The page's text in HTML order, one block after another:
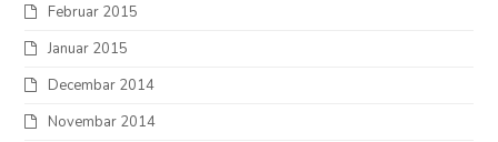
Februar 2015
Januar 2015
Decembar 2014
Novembar 2014